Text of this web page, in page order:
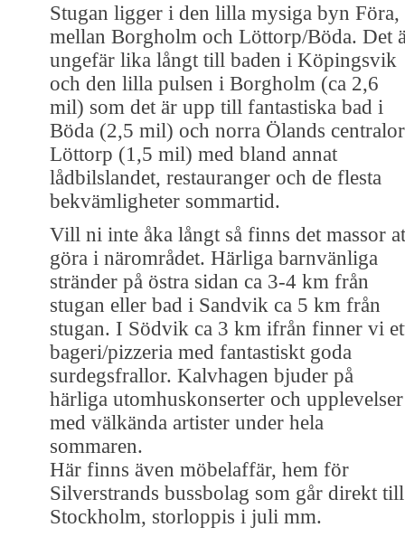
Stugan ligger i den lilla mysiga byn Föra,
mellan Borgholm och Löttorp/Böda. Det
ungefär lika långt till baden i Köpingsvik
och den lilla pulsen i Borgholm (ca 2,6
mil) som det är upp till fantastiska bad i
Böda (2,5 mil) och norra Ölands
Löttorp (1,5 mil) med bland annat
lådbilslandet, restauranger och de flesta
bekvämligheter sommartid.
Vill ni inte åka långt så finns det massor
göra i närområdet. Härliga barnvänliga
stränder på östra sidan ca 3-4 km från
stugan eller bad i Sandvik ca 5 km från
stugan. I Södvik ca 3 km ifrån finner vi
bageri/pizzeria med fantastiskt goda
surdegsfrallor. Kalvhagen bjuder på
härliga utomhuskonserter och upplevelser
med välkända artister under hela
sommaren.
Här finns även möbelaffär, hem för
Silverstrands bussbolag som går direkt till
Stockholm, storloppis i juli mm.